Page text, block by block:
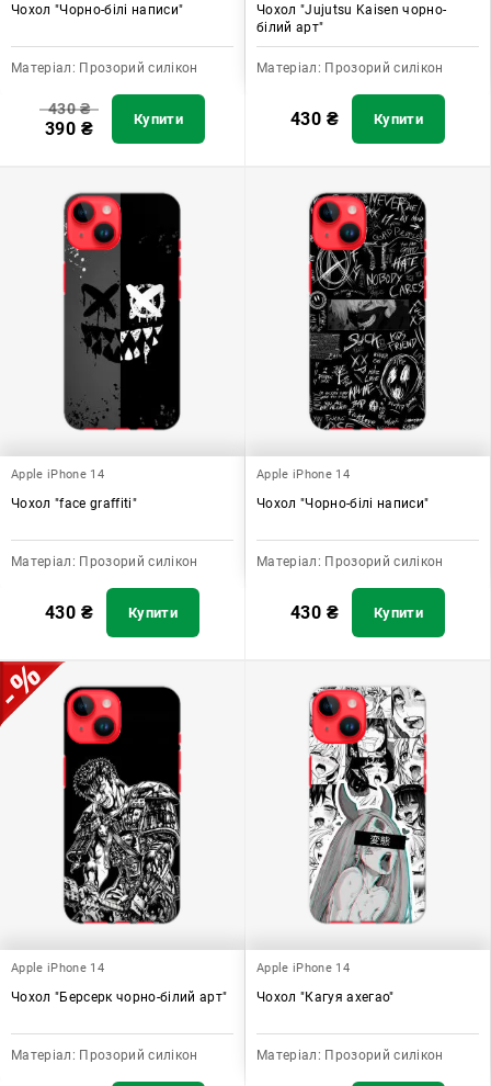
Чохол "Чорно-білі написи"
Матеріал: Прозорий силікон
430₴
390 ₴ Купити
Чохол "Jujutsu Kaisen чорно-
білий арт"
Матеріал: Прозорий силікон
430 ₴ Купити
Apple iPhone 14
Чохол "face graffiti"
Матеріал: Прозорий силікон
430 ₴ Купити
Apple iPhone 14
Чохол "Чорно-білі написи"
Матеріал: Прозорий силікон
430 ₴ Купити
Apple iPhone 14
Чохол "Берсерк чорно-білий арт"
Матеріал: Прозорий силікон
Apple iPhone 14
Чохол "Кагуя ахегао"
Матеріал: Прозорий силікон